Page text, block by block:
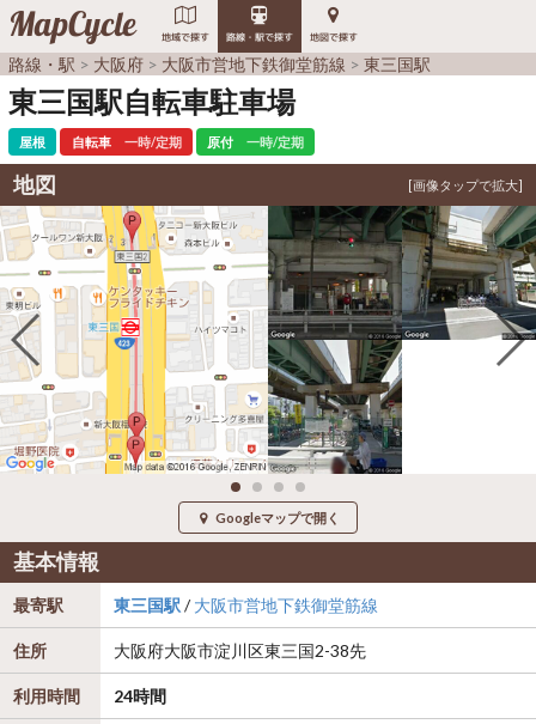
MapCycle 地域で探す 路線・駅で探す 地図で探す
路線・駅 大阪府 大阪市営地下鉄御堂筋線 東三国駅
東三国駅自転車駐車場
屋根 自転車 一時/定期 原付 一時/定期
地図
Googleマップで開く
基本情報
最寄駅 東三国駅 /大阪市営地下鉄御堂筋線
住所 大阪府大阪市淀川区東三国2-38先
利用時間 24時間